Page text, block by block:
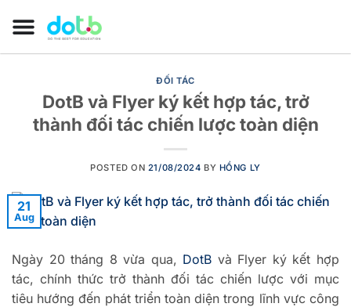
ĐỐI TÁC
DotB và Flyer ký kết hợp tác, trở
thành đối tác chiến lược toàn diện
POSTED ON 21/08/2024 BY HỒNG LY
21
Aug
Ngày 20 tháng 8 vừa qua, DotB và Flyer ký kết hợp
tác, chính thức trở thành đối tác chiến lược với mục
tiêu hướng đến phát triển toàn diện trong lĩnh vực công